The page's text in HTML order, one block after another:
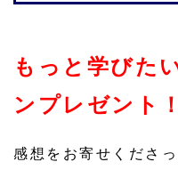
もっと学びた
ンプレゼント！
感想をお寄せくださ